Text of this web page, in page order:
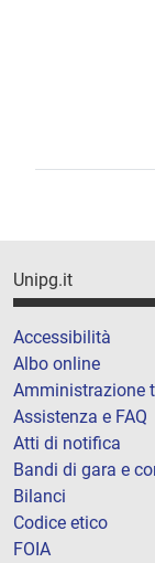
Unipg.it
Accessibilità
Albo online
Amministrazione
Assistenza e FAQ
Atti di notifica
Bandi di gara e
Bilanci
Codice etico
FOIA